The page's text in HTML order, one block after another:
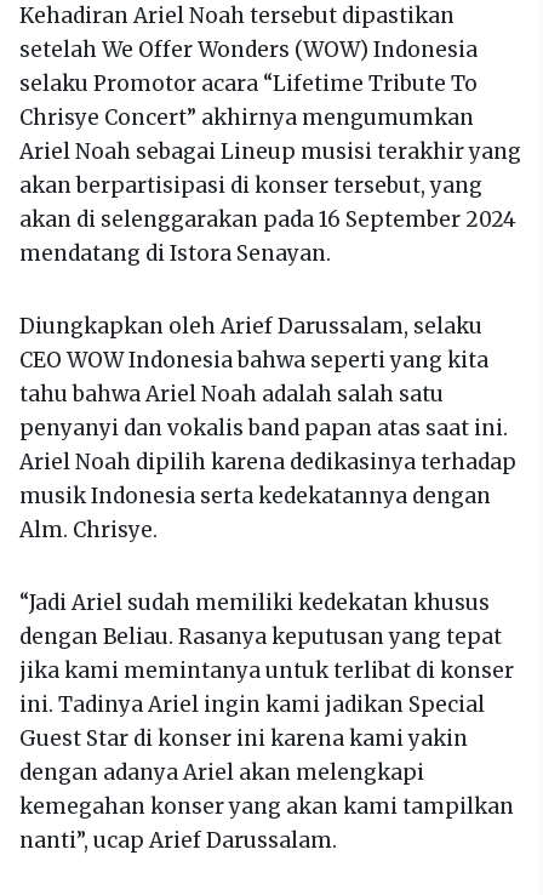
Kehadiran Ariel Noah tersebut dipastikan
setelah We Offer Wonders (WOW) Indonesia
selaku Promotor acara “Lifetime Tribute To
Chrisye Concert” akhirnya mengumumkan
Ariel Noah sebagai Lineup musisi terakhir yang
akan berpartisipasi di konser tersebut, yang
akan di selenggarakan pada 16 September 2024
mendatang di Istora Senayan.
Diungkapkan oleh Arief Darussalam, selaku
CEO WOW Indonesia bahwa seperti yang kita
tahu bahwa Ariel Noah adalah salah satu
penyanyi dan vokalis band papan atas saat ini.
Ariel Noah dipilih karena dedikasinya terhadap
musik Indonesia serta kedekatannya dengan
Alm. Chrisye.
“Jadi Ariel sudah memiliki kedekatan khusus
dengan Beliau. Rasanya keputusan yang tepat
jika kami memintanya untuk terlibat di konser
ini. Tadinya Ariel ingin kami jadikan Special
Guest Star di konser ini karena kami yakin
dengan adanya Ariel akan melengkapi
kemegahan konser yang akan kami tampilkan
nanti”, ucap Arief Darussalam.